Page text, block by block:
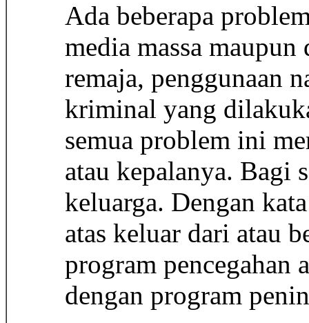
Ada beberapa
media massa
remaja, penggunaan
kriminal yang
semua problem ini
atau kepalanya. Bagi
keluarga. Dengan
atas keluar dari atau
program pencegahan
dengan program